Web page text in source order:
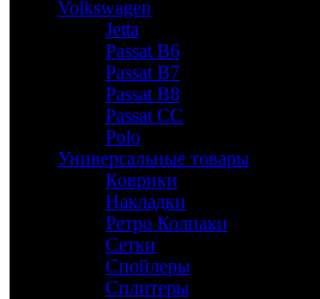
Volkswagen
Jetta
Passat B6
Passat B7
Passat B8
Passat CC
Polo
Универсальные товары
Коврики
Накладки
Ретро Колпаки
Сетки
Спойлеры
Сплитеры